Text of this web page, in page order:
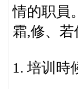
情的职員
霜,修、
1. 培训時